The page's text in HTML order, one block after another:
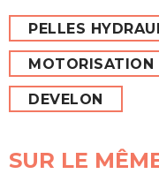
PELLES
MOTORISATION
DEVELON
SUR LE